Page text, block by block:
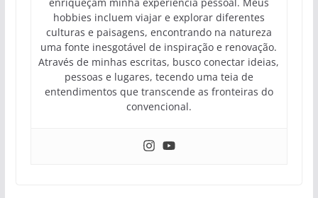
hobbies incluem viajar e explorar diferentes
culturas e paisagens, encontrando na natureza
uma fonte inesgotável de inspiração e renovação.
Através de minhas escritas, busco conectar ideias,
pessoas e lugares, tecendo uma teia de
entendimentos que transcende as fronteiras do
convencional.